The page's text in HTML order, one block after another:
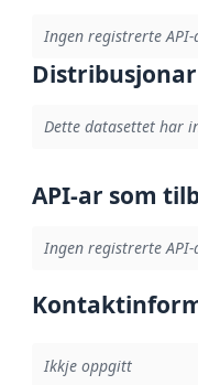
Ingen registrerte
Distribusjonar
Dette datasettet har
API-ar som
Ingen registrerte
Ikkje oppgitt